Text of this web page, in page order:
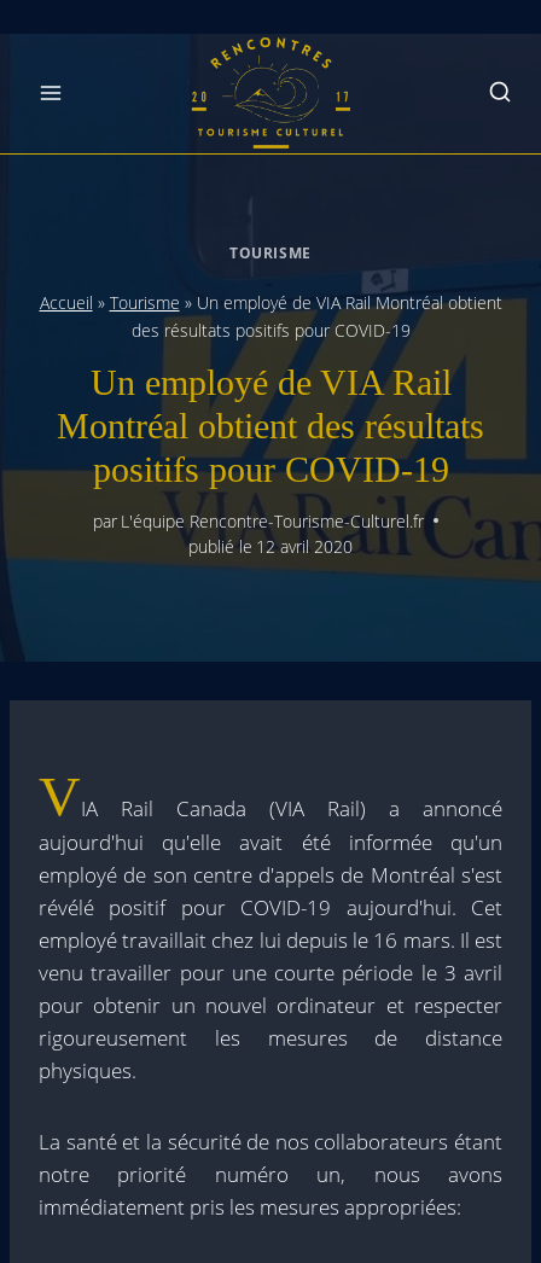
TOURISME
Accueil » Tourisme » Un employé de VIA Rail Montréal obtient
des résultats positifs pour COVID-19
Un employé de VIA Rail
Montréal obtient des résultats
positifs pour COVID-19
par L'équipe Rencontre-Tourisme-Culturel.fr
publié le 12 avril 2020
VIA Rail Canada (VIA Rail) a annoncé
aujourd'hui qu'elle avait été informée qu'un
employé de son centre d'appels de Montréal s'est
révélé positif pour COVID-19 aujourd'hui. Cet
employé travaillait chez lui depuis le 16 mars. Il est
venu travailler pour une courte période le 3 avril
pour obtenir un nouvel ordinateur et respecter
rigoureusement les mesures de distance
physiques.
La santé et la sécurité de nos collaborateurs étant
notre priorité numéro un, nous avons
immédiatement pris les mesures appropriées: